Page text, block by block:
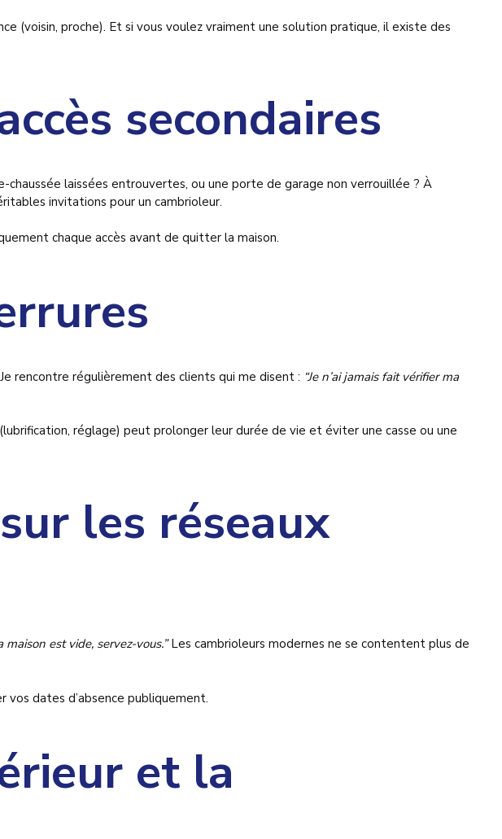
(voisin, proche). Et si vous voulez vraiment une solution pratique, il existe des
secondaires
laissées entrouvertes, ou une porte de garage non verrouillée ? À
invitations pour un cambrioleur.
chaque accès avant de quitter la maison.
rencontre régulièrement des clients qui me disent : “Je n’ai jamais fait vérifier ma
réglage) peut prolonger leur durée de vie et éviter une casse ou une
les réseaux
maison est vide, servez-vous.”Les cambrioleurs modernes ne se contentent plus de
vos dates d’absence publiquement.
et la